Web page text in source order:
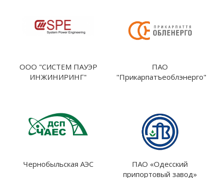
ООО "СИСТЕМ ПАУЭР
ИНЖИНИРИНГ"
ПАО
"Прикарпатъеоблэнерго"
Чернобыльская АЭС
ПАО «Одесский
припортовый завод»